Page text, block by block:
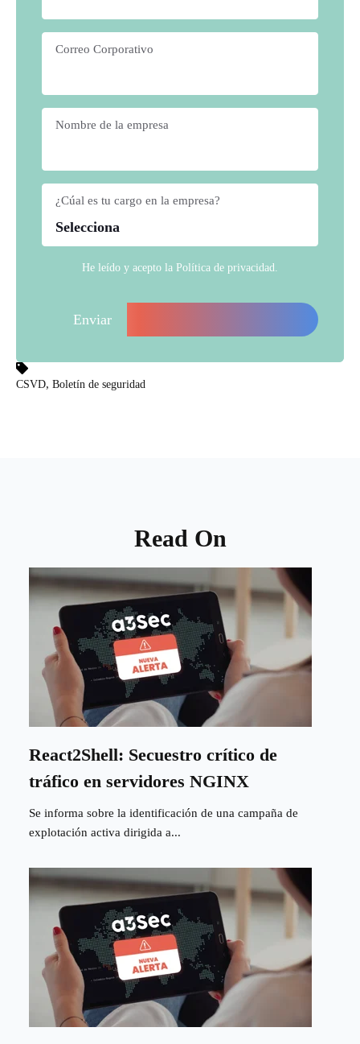
Correo Corporativo
Nombre de la empresa
¿Cúal es tu cargo en la empresa?
He leído y acepto la Política de privacidad
CSVD, Boletín de seguridad
Read On
React2Shell: Secuestro crítico de
tráfico en servidores NGINX
Se informa sobre la identificación de una campaña de
explotación activa dirigida a...